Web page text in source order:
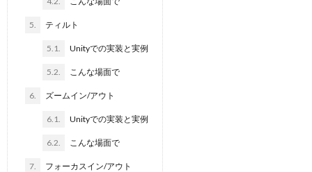
5. ティルト
5.1. Unityでの実装と実例
5.2. こんな場面で
6. ズームイン/アウト
6.1. Unityでの実装と実例
6.2. こんな場面で
7. フォーカスイン/アウト